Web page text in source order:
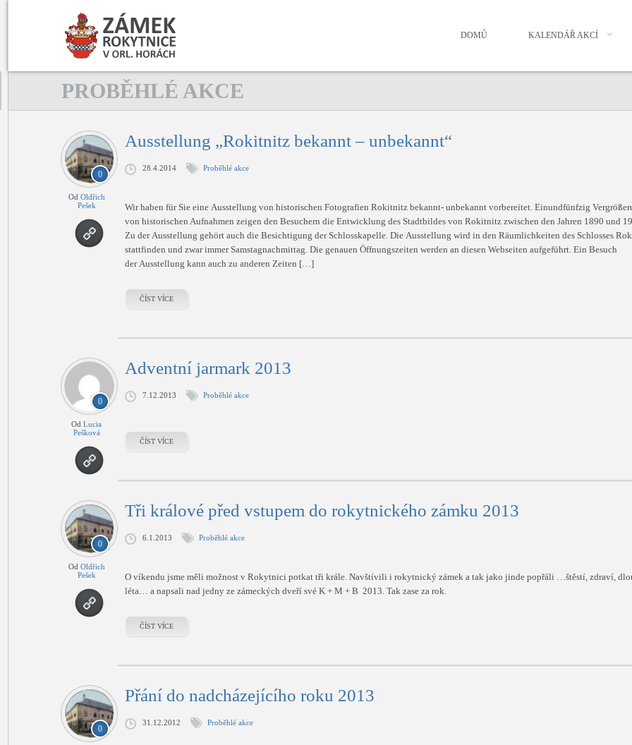
DOMŮ KALENDÁŘ AKCÍ
PROBĚHLÉ AKCE
Ausstellung „Rokitnitz bekannt – unbekannt“
0
Od Oldřich
Pešek
28.4.2014 Proběhlé akce
Wir haben für Sie eine Ausstellung von historischen Fotografien Rokitnitz bekannt- unbekannt vorbereitet. Einundfünfzig
von historischen Aufnahmen zeigen den Besuchern die Entwicklung des Stadtbildes von Rokitnitz zwischen den Jahren 1890 und
Zu der Ausstellung gehört auch die Besichtigung der Schlosskapelle. Die Ausstellung wird in den Räumlichkeiten des Schlosses
stattfinden und zwar immer Samstagnachmittag. Die genauen Öffnungszeiten werden an diesen Webseiten aufgeführt. Ein Besuch
der Ausstellung kann auch zu anderen Zeiten […]
ČÍST VÍCE
Adventní jarmark 2013
0
Od Lucia
Pešková
7.12.2013 Proběhlé akce
ČÍST VÍCE
Tři králové před vstupem do rokytnického zámku 2013
0
Od Oldřich
Pešek
6.1.2013 Proběhlé akce
O víkendu jsme měli možnost v Rokytnici potkat tři krále. Navštívili i rokytnický zámek a tak jako jinde popřáli …štěstí, zdraví,
léta… a napsali nad jedny ze zámeckých dveří své K + M + B 2013. Tak zase za rok.
ČÍST VÍCE
Přání do nadcházejícího roku 2013
0
31.12.2012 Proběhlé akce